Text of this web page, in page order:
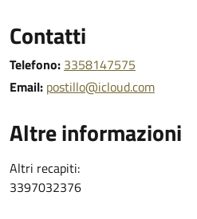
Contatti
Telefono: 3358147575
Email: postillo@icloud.com
Altre informazioni
Altri recapiti:
3397032376